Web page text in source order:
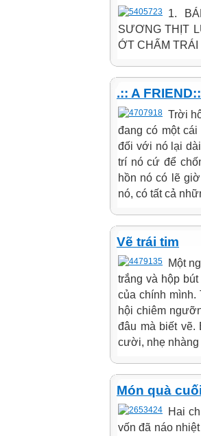
1.
SƯƠNG THỊT
ỚT CHẤM TRÁI
.:: A
Trời
đang có một
đối với nó lại
trí nó cứ để
hồn nó có lẽ
nó, có tất cả
Vẽ trái tim
Một
trắng và hộp
của chính
hội chiêm
đâu mà biết vẽ.
cười, nhẹ nhàng
Món quà
Hai
vốn đã náo